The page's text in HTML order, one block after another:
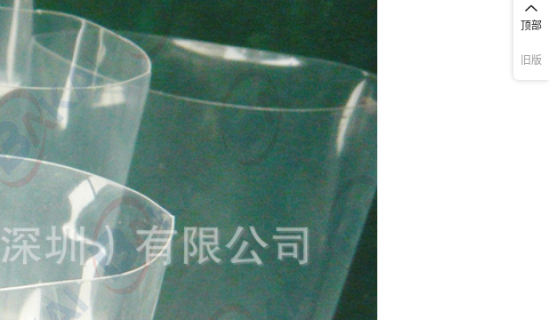
顶部
旧版